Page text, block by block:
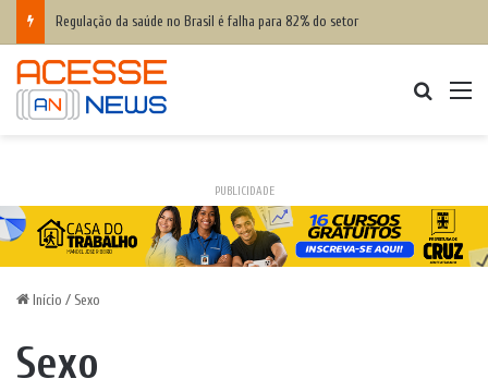
Regulação da saúde no Brasil é falha para 82% do setor
PUBLICIDADE
Início / Sexo
Sexo